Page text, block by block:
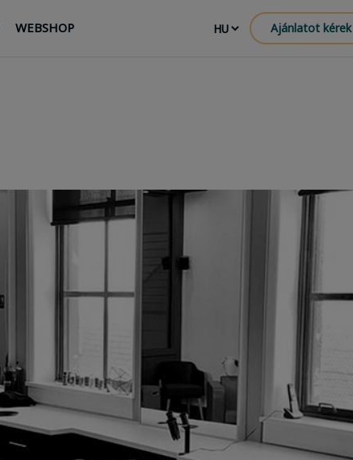
WEBSHOP Ajánlatot kérek